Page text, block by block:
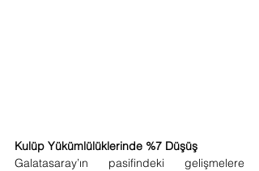
Kulüp Yükümlülüklerinde %7 Düşüş
Galatasaray’ın pasifindeki gelişmelere